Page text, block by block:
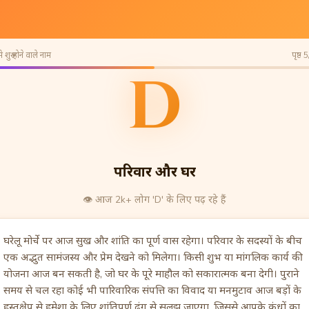
शुरू होने वाले नाम पृष्ठ
D
परिवार और घर
👁️ आज 2k+ लोग 'D' के लिए पढ़ रहे हैं
घरेलू मोर्चे पर आज सुख और शांति का पूर्ण वास रहेगा। परिवार के सदस्यों के बीच
एक अद्भुत सामंजस्य और प्रेम देखने को मिलेगा। किसी शुभ या मांगलिक कार्य की
योजना आज बन सकती है, जो घर के पूरे माहौल को सकारात्मक बना देगी। पुराने
समय से चल रहा कोई भी पारिवारिक संपत्ति का विवाद या मनमुटाव आज बड़ों के